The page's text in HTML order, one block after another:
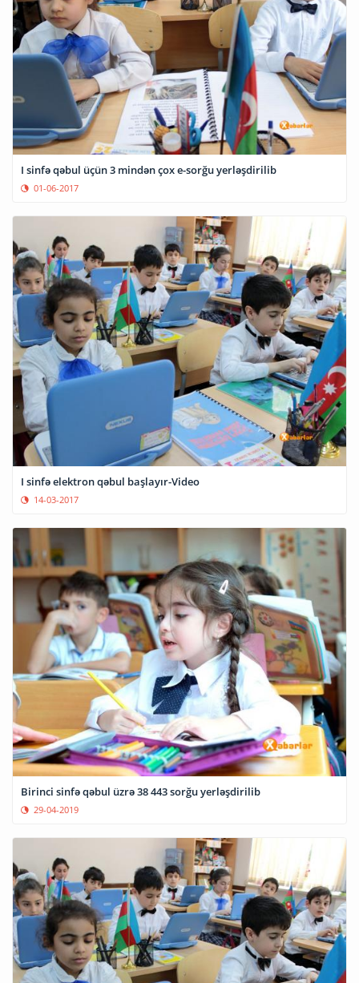
I sinfə qəbul üçün 3 mindən çox e-sorğu yerləşdirilib
01-06-2017
I sinfə elektron qəbul başlayır-Video
14-03-2017
Birinci sinfə qəbul üzrə 38 443 sorğu yerləşdirilib
29-04-2019